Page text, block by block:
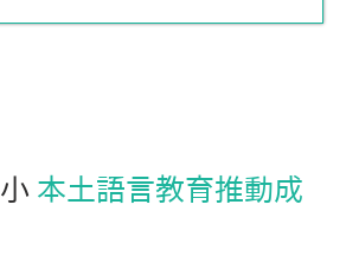
本土語言教育推動成